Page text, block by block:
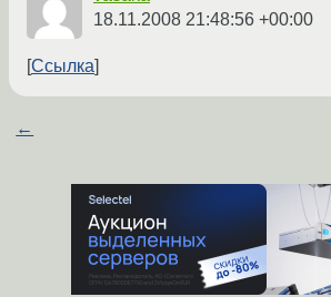
18.11.2008 21:48:56 +00:00
Ссылка
←